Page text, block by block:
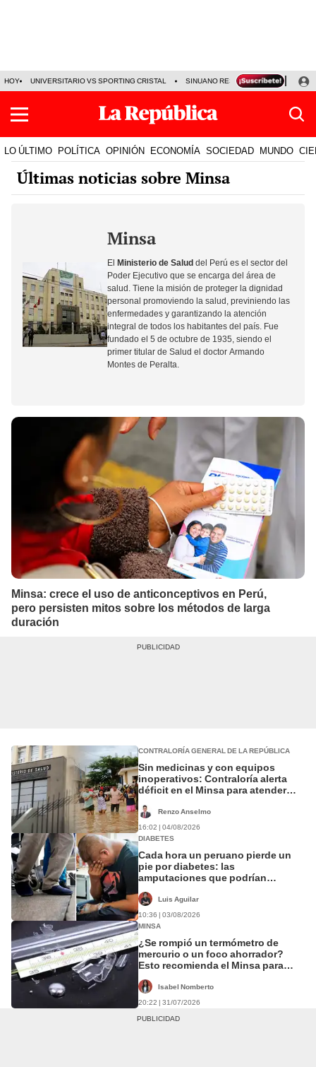
HOY UNIVERSITARIO VS SPORTING CRISTAL SINUANO RESULTADOS HOY
LO ÚLTIMO POLÍTICA OPINIÓN ECONOMÍA SOCIEDAD MUNDO
Últimas noticias sobre Minsa
Minsa
El Ministerio de Salud del Perú es el sector del
Poder Ejecutivo que se encarga del área de
salud. Tiene la misión de proteger la dignidad
personal promoviendo la salud, previniendo las
enfermedades y garantizando la atención
integral de todos los habitantes del país. Fue
fundado el 5 de octubre de 1935, siendo el
primer titular de Salud el doctor Armando
Montes de Peralta.
Minsa: crece el uso de anticonceptivos en Perú,
pero persisten mitos sobre los métodos de larga
duración
CONTRALORÍA GENERAL DE LA REPÚBLICA
Sin medicinas y con equipos
inoperativos: Contraloría alerta
déficit en el Minsa para atender
Renzo Anselmo
16:02 | 04/08/2026
DIABETES
Cada hora un peruano pierde un
pie por diabetes: las
amputaciones que podrían
Luis Aguilar
10:36 | 03/08/2026
MINSA
¿Se rompió un termómetro de
mercurio o un foco ahorrador?
Esto recomienda el Minsa para
Isabel Nomberto
20:22 | 31/07/2026